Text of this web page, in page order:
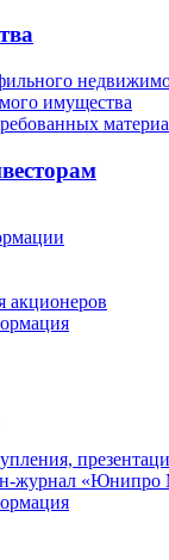
имущества
акционеров
«Юнипро